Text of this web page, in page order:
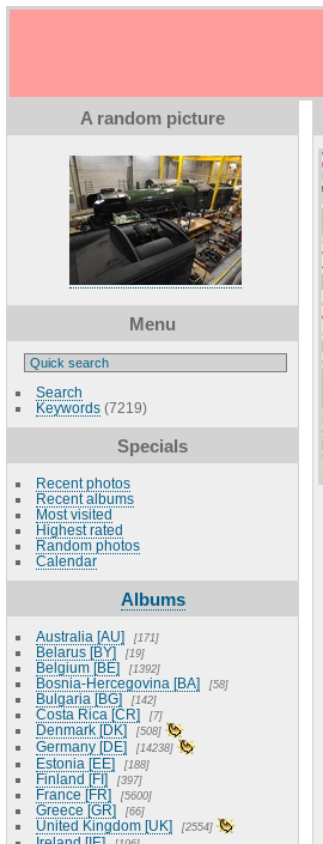
A random picture
Menu
Search
Keywords(7219)
Specials
Recent photos
Recent albums
Most visited
Highest rated
Random photos
Calendar
Albums
Australia [AU] 171
Belarus [BY] 19
Belgium [BE] 1392
Bosnia-Hercegovina [BA] 58
Bulgaria [BG] 142
Costa Rica [CR] 7
Denmark [DK] 508
Germany [DE] 14238
Estonia [EE] 188
Finland [FI] 397
France [FR] 5600
Greece [GR] 66
United Kingdom [UK] 2554